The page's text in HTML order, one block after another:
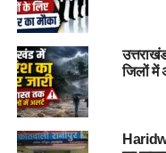
यात्रा पर निकली थीं। वो
रही थीं।
जिलों में